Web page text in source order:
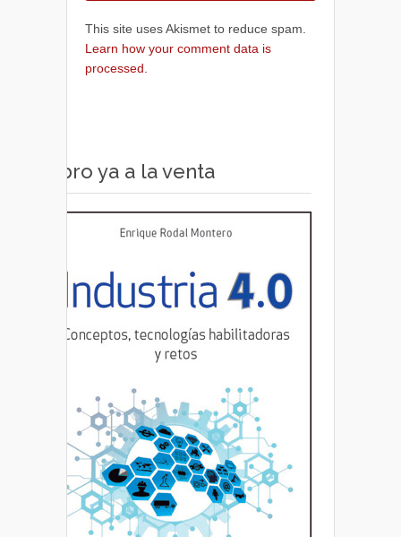
This site uses Akismet to reduce spam.
Learn how your comment data is
processed.
Libro ya a la venta